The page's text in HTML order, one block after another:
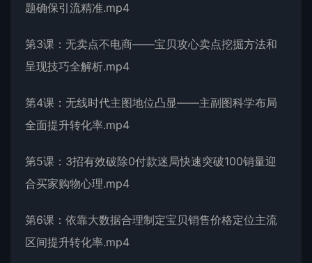
题确保引流精准.mp4
第3课：无卖点不电商——宝贝攻心卖点挖掘方法和
呈现技巧全解析.mp4
第4课：无线时代主图地位凸显——主副图科学布局
全面提升转化率.mp4
第5课：3招有效破除0付款迷局快速突破100销量迎
合买家购物心理.mp4
第6课：依靠大数据合理制定宝贝销售价格定位主流
区间提升转化率.mp4